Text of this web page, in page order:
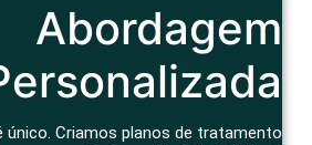
Abordagem
único. Criamos planos de tratamento
e um tratamento que considera seu
de vida e bem-estar geral.
Consulta